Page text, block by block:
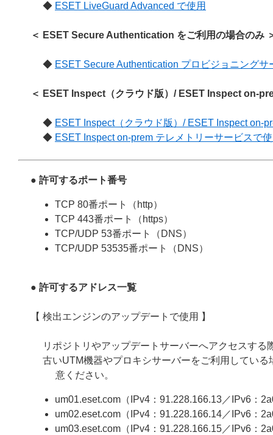
◆ ESET LiveGuard Advanced で使用
＜ ESET Secure Authentication をご利用の場合のみ
◆ ESET Secure Authentication プロビジョニング
＜ ESET Inspect（クラウド版）/ ESET Inspect on-
◆ ESET Inspect（クラウド版）/ ESET Inspect on-
◆ ESET Inspect on-prem テレメトリーサービスで
● 許可するポート番号
TCP 80番ポート（http）
TCP 443番ポート（https）
TCP/UDP 53番ポート（DNS）
TCP/UDP 53535番ポート（DNS）
● 許可するアドレス一覧
【 検出エンジンのアップデートで使用 】
リポジトリやアップデートサーバーへアクセスす
古いUTM機器やプロキシサーバーをご利用してい
意ください。
um01.eset.com（IPv4：91.228.166.13／IPv6：
um02.eset.com（IPv4：91.228.166.14／IPv6：
um03.eset.com（IPv4：91.228.166.15／IPv6：